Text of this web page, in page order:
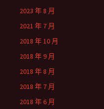
2023 年 8 月
2021 年 7 月
2018 年 10 月
2018 年 9 月
2018 年 8 月
2018 年 7 月
2018 年 6 月